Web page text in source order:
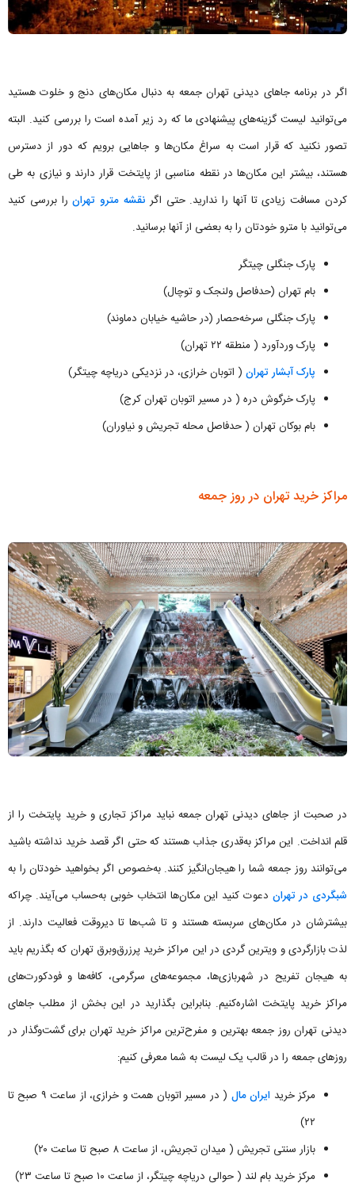
اگر در برنامه جاهای دیدنی تهران جمعه به دنبال مکان‌های دنج و خلوت هستید
می‌توانید لیست گزینه‌های پیشنهادی ما که رد زیر آمده است را بررسی کنید. البته
تصور نکنید که قرار است به سراغ مکان‌ها و جاهایی برویم که دور از دسترس
هستند، بیشتر این مکان‌ها در نقطه مناسبی از پایتخت قرار دارند و نیازی به طی
کردن مسافت‌ زیادی تا آنها را ندارید. حتی اگرنقشه مترو تهران را بررسی کنید
می‌توانید با مترو خودتان را به بعضی از آنها برسانید.
پارک جنگلی چیتگر
بام تهران (حدفاصل ولنجک و توچال)
پارک جنگلی سرخه‌حصار (در حاشیه خیابان دماوند)
پارک وردآورد ( منطقه ۲۲ تهران)
پارک آبشار تهران ( اتوبان خرازی، در نزدیکی دریاچه چیتگر)
پارک خرگوش دره ( در مسیر اتوبان تهران کرج)
بام بوکان تهران ( حدفاصل محله تجریش و نیاوران)
مراکز خرید تهران در روز جمعه
در صحبت از جاهای دیدنی تهران جمعه نباید مراکز تجاری و خرید پایتخت را از
قلم انداخت. این مراکز به‌قدری جذاب هستند که حتی اگر قصد خرید نداشته باشید
می‌توانند روز جمعه شما را هیجان‌انگیز کنند. به‌خصوص اگر بخواهید خودتان را به
شبگردی در تهران دعوت کنید این مکان‌ها انتخاب خوبی به‌حساب می‌آیند. چراکه
بیشترشان در مکان‌های سربسته هستند و تا شب‌ها تا دیروقت فعالیت دارند. از
لذت بازارگردی و ویترین گردی در این مراکز خرید پرزرق‌وبرق تهران که بگذریم باید
به هیجان تفریح در شهربازی‌ها، مجموعه‌های سرگرمی، کافه‌ها و فودکورت‌های
مراکز خرید پایتخت اشاره‌کنیم. بنابراین بگذارید در این بخش از مطلب جاهای
دیدنی تهران روز جمعه بهترین و مفرح‌ترین مراکز خرید تهران برای گشت‌وگذار در
روزهای جمعه را در قالب یک لیست به شما معرفی کنیم:
مرکز خرید ایران مال
( در مسیر اتوبان همت و خرازی، از ساعت ۹ صبح تا
۲۲)
بازار سنتی تجریش ( میدان تجریش، از ساعت ۸ صبح تا ساعت ۲۰)
مرکز خرید بام لند ( حوالی دریاچه چیتگر، از ساعت ۱۰ صبح تا ساعت ۲۳)